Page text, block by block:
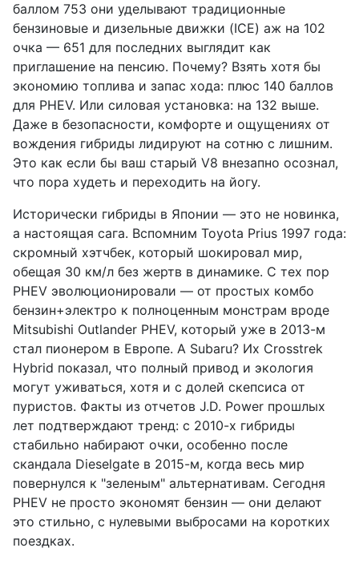
баллом 753 они уделывают традиционные
бензиновые и дизельные движки (ICE) аж на 102
очка — 651 для последних выглядит как
приглашение на пенсию. Почему? Взять хотя бы
экономию топлива и запас хода: плюс 140 баллов
для PHEV. Или силовая установка: на 132 выше.
Даже в безопасности, комфорте и ощущениях от
вождения гибриды лидируют на сотню с лишним.
Это как если бы ваш старый V8 внезапно осознал,
что пора худеть и переходить на йогу.
Исторически гибриды в Японии — это не новинка,
а настоящая сага. Вспомним Toyota Prius 1997 года:
скромный хэтчбек, который шокировал мир,
обещая 30 км/л без жертв в динамике. С тех пор
PHEV эволюционировали — от простых комбо
бензин+электро к полноценным монстрам вроде
Mitsubishi Outlander PHEV, который уже в 2013-м
стал пионером в Европе. А Subaru? Их Crosstrek
Hybrid показал, что полный привод и экология
могут уживаться, хотя и с долей скепсиса от
пуристов. Факты из отчетов J.D. Power прошлых
лет подтверждают тренд: с 2010-х гибриды
стабильно набирают очки, особенно после
скандала Dieselgate в 2015-м, когда весь мир
повернулся к "зеленым" альтернативам. Сегодня
PHEV не просто экономят бензин — они делают
это стильно, с нулевыми выбросами на коротких
поездках.